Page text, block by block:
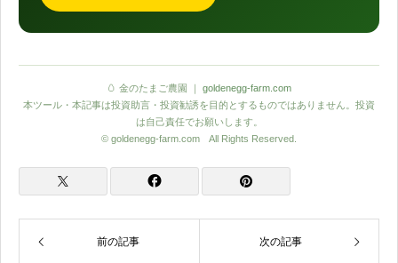
🥚 金のたまご農園 ｜ goldenegg-farm.com
本ツール・本記事は投資助言・投資勧誘を目的とするものではありません。投資
は自己責任でお願いします。
© goldenegg-farm.com All Rights Reserved.
前の記事 次の記事